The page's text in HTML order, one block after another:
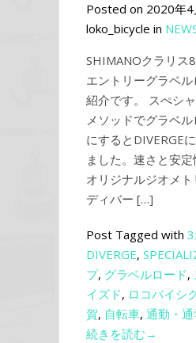
Posted on 2020年
loko_bicycle in
SHIMANOクラリス
エントリーグラベ
紹介です。 スぺシ
メソッドでグラベ
にするとDIVERGE
ました。速さと安
オリジナルジオメ
ディバー […]
Post Tagged with
DIVERGE,
プ, グラベルロード,
イズド, ロコバイシ
賀, 自転車, 通勤・
続きを読む→